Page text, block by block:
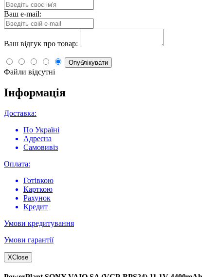
Ваш e-mail:
Ваш відгук про товар:
Опублікувати
Файли відсутні
Інформація
Доставка:
По Україні
Адресна
Самовивіз
Оплата:
Готівкою
Карткою
Рахунок
Кредит
Умови кредитування
Умови гарантії
XClose